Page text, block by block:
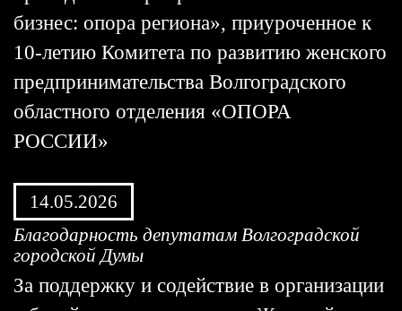
бизнес: опора региона», приуроченное к
10-летию Комитета по развитию женского
предпринимательства Волгоградского
областного отделения «ОПОРА
РОССИИ»
14.05.2026
Благодарность депутатам Волгоградской
городской Думы
За поддержку и содействие в организации